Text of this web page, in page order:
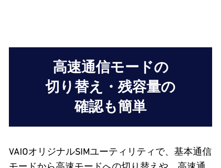
高速通信モードの
切り替え・残容量の
確認も簡単
VAIOオリジナルSIMユーティリティで、基本通信